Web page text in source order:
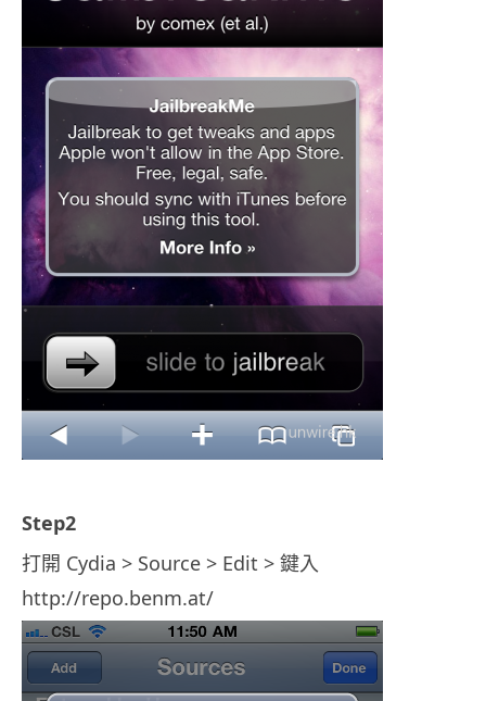
Step2
打開 Cydia > Source > Edit > 鍵入
http://repo.benm.at/